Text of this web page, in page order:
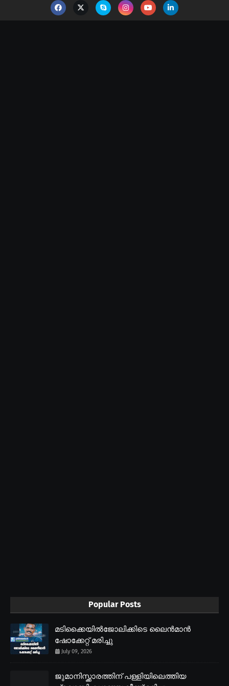
Popular Posts
മടിക്കൈയിൽജോലിക്കിടെ ലൈൻമാൻ
ഷോക്കേറ്റ് മരിച്ചു
July 09, 2026
ജുമാനിസ്ക്കാരത്തിന് പള്ളിയിലെത്തിയ